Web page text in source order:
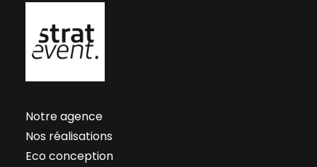
Notre agence
Nos réalisations
Eco conception